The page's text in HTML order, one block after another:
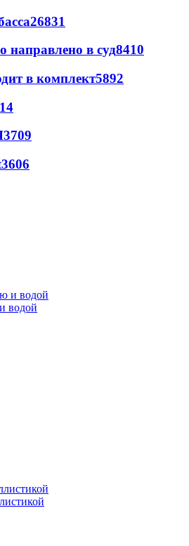
26831
направлено в суд8410
в комплект5892
3709
3606
водой